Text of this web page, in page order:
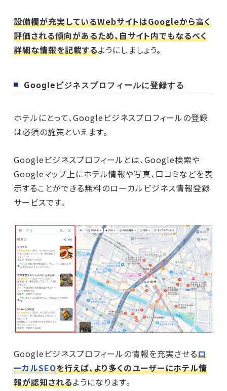
設備欄が充実しているWebサイトはGoogleから高く
評価される傾向があるため、自サイト内でもなるべく
詳細な情報を記載するようにしましょう。
Googleビジネスプロフィールに登録する
ホテルにとって、Googleビジネスプロフィールの登録
は必須の施策といえます。
Googleビジネスプロフィールとは、Google検索や
Googleマップ上にホテル情報や写真、口コミなどを表
示することができる無料のローカルビジネス情報登録
サービスです。
Googleビジネスプロフィールの情報を充実させるロ
ーカルSEOを行えば、より多くのユーザーにホテル情
報が認知されるようになります。